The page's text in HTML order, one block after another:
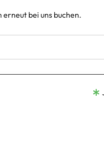
bei uns buchen.